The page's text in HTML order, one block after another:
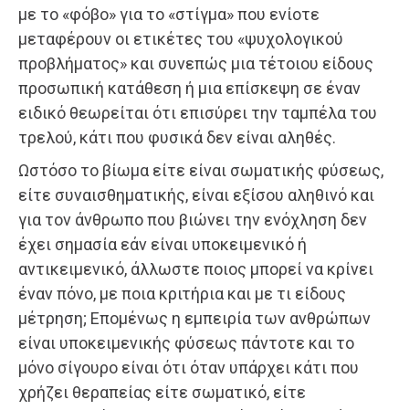
με το «φόβο» για το «στίγμα» που ενίοτε
μεταφέρουν οι ετικέτες του «ψυχολογικού
προβλήματος» και συνεπώς μια τέτοιου είδους
προσωπική κατάθεση ή μια επίσκεψη σε έναν
ειδικό θεωρείται ότι επισύρει την ταμπέλα του
τρελού, κάτι που φυσικά δεν είναι αληθές.
Ωστόσο το βίωμα είτε είναι σωματικής φύσεως,
είτε συναισθηματικής, είναι εξίσου αληθινό και
για τον άνθρωπο που βιώνει την ενόχληση δεν
έχει σημασία εάν είναι υποκειμενικό ή
αντικειμενικό, άλλωστε ποιος μπορεί να κρίνει
έναν πόνο, με ποια κριτήρια και με τι είδους
μέτρηση; Επομένως η εμπειρία των ανθρώπων
είναι υποκειμενικής φύσεως πάντοτε και το
μόνο σίγουρο είναι ότι όταν υπάρχει κάτι που
χρήζει θεραπείας είτε σωματικό, είτε